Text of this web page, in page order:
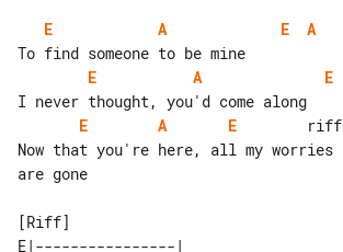
E A E
A
E
A E
E
A E
        riff
Now that you're here, all my worries
are gone
[Riff]
E|----------------|